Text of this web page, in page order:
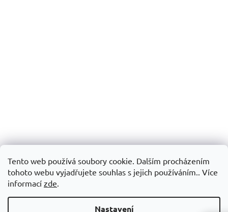
Tento web používá soubory cookie. Dalším procházením
tohoto webu vyjadřujete souhlas s jejich používáním.. Více
informací zde.
Nastavení